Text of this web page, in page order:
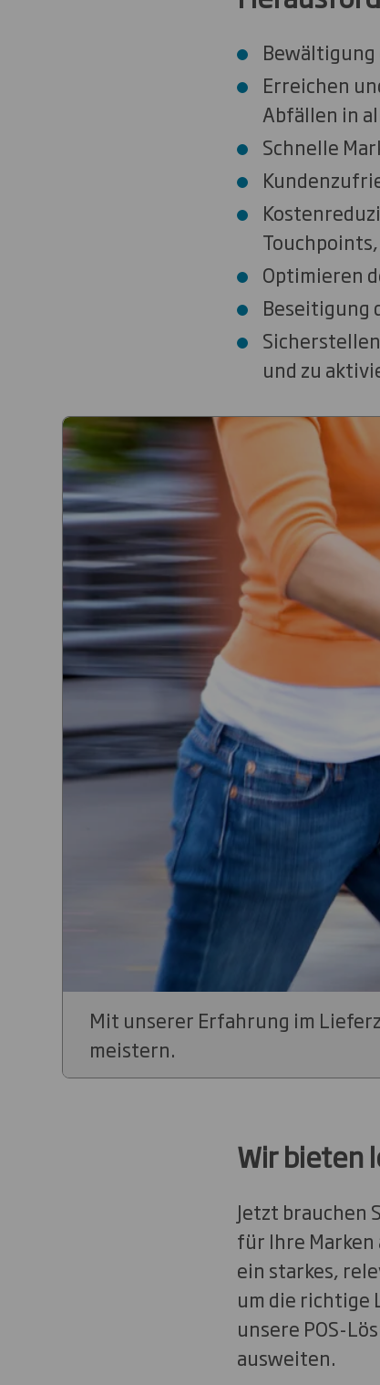
Bewältigung
Erreichen
Abfällen in
Schnelle
Optimieren
Beseitigung
und zu
Mit unserer Erfahrung im
meistern.
Wir bieten
Jetzt brauchen
für Ihre Marken
ein starkes,
um die richtige
unsere POS-
ausweiten.